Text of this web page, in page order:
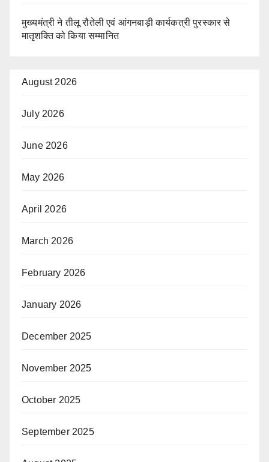
मुख्यमंत्री ने तीलू रौतेली एवं आंगनबाड़ी कार्यकत्री पुरस्कार से
मातृशक्ति को किया सम्मानित
August 2026
July 2026
June 2026
May 2026
April 2026
March 2026
February 2026
January 2026
December 2025
November 2025
October 2025
September 2025